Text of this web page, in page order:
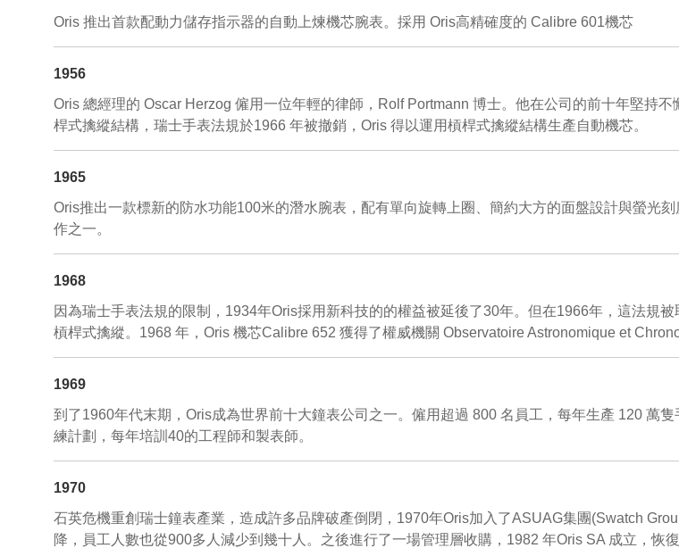
Oris 推出首款配動力儲存指示器的自動上煉機芯腕表。採用 Oris高精確度的 Calibre 601機芯
1956
Oris 總經理的 Oscar Herzog 僱用一位年輕的律師，Rolf Portmann 博士。他在公司的前十年堅持
桿式擒縱結構，瑞士手表法規於1966 年被撤銷，Oris 得以運用槓桿式擒縱結構生產自動機芯。
1965
Oris推出一款標新的防水功能100米的潛水腕表，配有單向旋轉上圈、簡約大方的面盤設計與螢光
作之一。
1968
因為瑞士手表法規的限制，1934年Oris採用新科技的的權益被延後了30年。但在1966年，這法規
槓桿式擒縱。1968 年，Oris 機芯Calibre 652 獲得了權威機關 Observatoire Astronomique et
1969
到了1960年代末期，Oris成為世界前十大鐘表公司之一。僱用超過 800 名員工，每年生產 120 萬
練計劃，每年培訓40的工程師和製表師。
1970
石英危機重創瑞士鐘表產業，造成許多品牌破產倒閉，1970年Oris加入了ASUAG集團(Swatch
降，員工人數也從900多人減少到幾十人。之後進行了一場管理層收購，1982 年Oris SA 成立，恢